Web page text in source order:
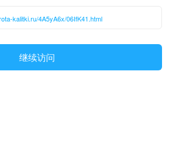
kalitki.ru/4A5yA6x/06IfK41.html
继续访问